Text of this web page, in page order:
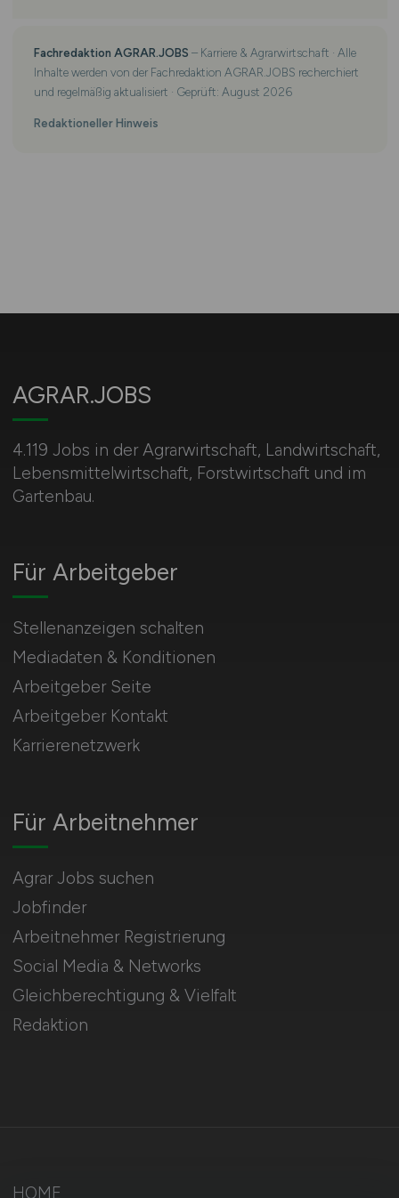
Fachredaktion AGRAR.JOBS – Karriere & Agrarwirtschaft · Alle
Inhalte werden von der Fachredaktion AGRAR.JOBS recherchiert
und regelmäßig aktualisiert · Geprüft: August 2026
Redaktioneller Hinweis
AGRAR.JOBS
4.119 Jobs in der Agrarwirtschaft, Landwirtschaft,
Lebensmittelwirtschaft, Forstwirtschaft und im
Gartenbau.
Für Arbeitnehmer
Agrar Jobs suchen
Jobfinder
Arbeitnehmer Registrierung
Social Media & Networks
Gleichberechtigung & Vielfalt
Redaktion
Für Arbeitgeber
Stellenanzeigen schalten
Mediadaten & Konditionen
Arbeitgeber Seite
Arbeitgeber Kontakt
Karrierenetzwerk
HOME